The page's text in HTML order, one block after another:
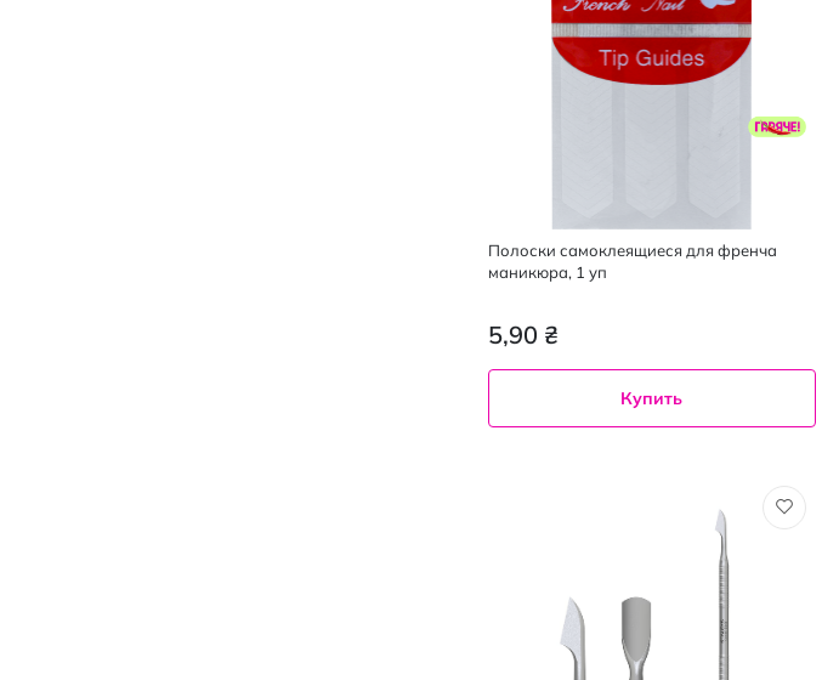
Полоски самоклеящиеся для френча
маникюра, 1 уп
5,90 ₴
Купить